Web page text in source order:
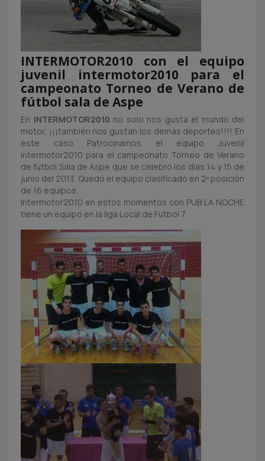
INTERMOTOR2010 con el equipo
juvenil intermotor2010 para el
campeonato Torneo de Verano de
fútbol sala de Aspe
En INTERMOTOR2010 no solo nos gusta el mundo del
motor, ¡¡¡también nos gustan los demás deportes!!!! En
este caso Patrocinamos el equipo Juvenil
intermotor2010 para el campeonato Torneo de Verano
de fútbol Sala de Aspe que se celebró los días 14 y 15 de
junio del 2013. Quedó el equipo clasificado en 2º posición
de 16 equipos.
Intermotor2010 en estos momentos con PUB LA NOCHE
tiene un equipo en la liga Local de Futbol 7